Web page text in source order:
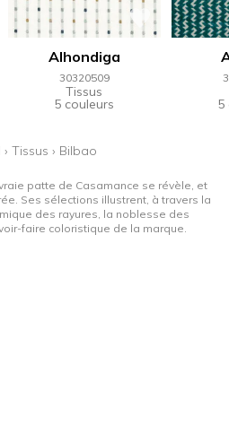
Alhondiga
30320509
Tissus
5 couleurs 5
› Tissus › Bilbao
patte de Casamance se révèle, et
Ses sélections illustrent, à travers la
des rayures, la noblesse des
faire coloristique de la marque.